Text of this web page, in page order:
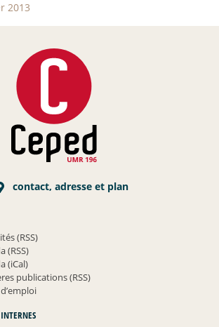
2013
contact, adresse et plan
(RSS)
(RSS)
(iCal)
publications (RSS)